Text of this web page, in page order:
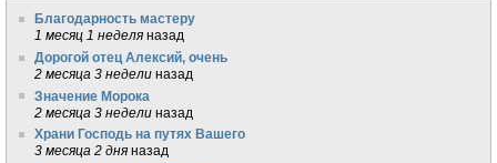
Благодарность мастеру
1 месяц 1 неделя назад
Дорогой отец Алексий, очень
2 месяца 3 недели назад
Значение Морока
2 месяца 3 недели назад
Храни Господь на путях Вашего
3 месяца 2 дня назад